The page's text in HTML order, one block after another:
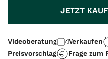
JETZT
Videoberatung Verkaufen
Preisvorschlag
Frage zum